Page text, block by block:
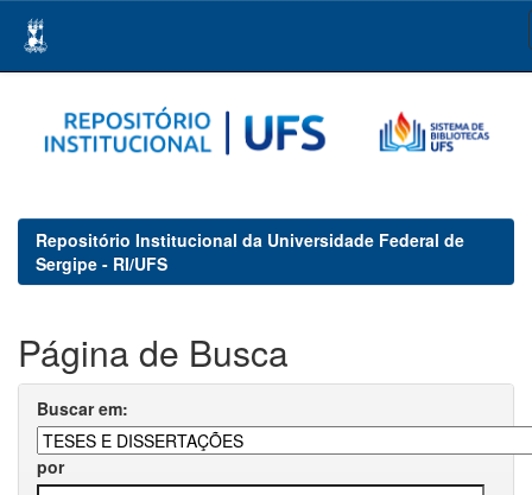
navigation
Repositório Institucional da Universidade Federal de
Sergipe - RI/UFS
Página de Busca
Buscar em:
por